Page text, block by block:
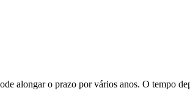
alongar o prazo por vários anos. O tempo